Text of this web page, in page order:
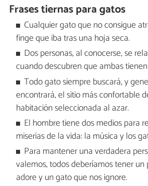
Frases tiernas para gatos
Cualquier gato que no consigue
finge que iba tras una hoja seca.
Dos personas, al conocerse, se
cuando descubren que ambas
Todo gato siempre buscará, y
encontrará, el sitio más confortable
habitación seleccionada al azar.
El hombre tiene dos medios para
miserias de la vida: la música y los
Para mantener una verdadera
valemos, todos deberíamos tener un
adore y un gato que nos ignore.